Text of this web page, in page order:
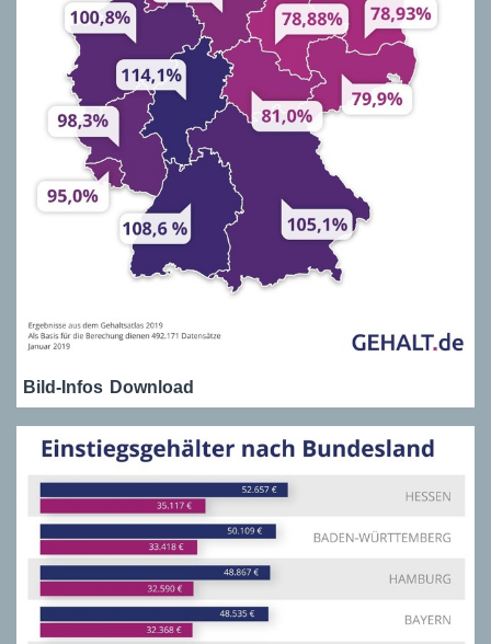
Bild-Infos Download